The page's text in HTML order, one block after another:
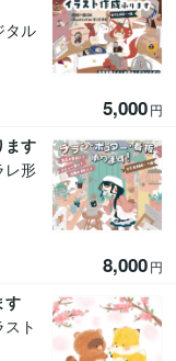
タル
5,000円
ます
レ形
8,000円
す
ト